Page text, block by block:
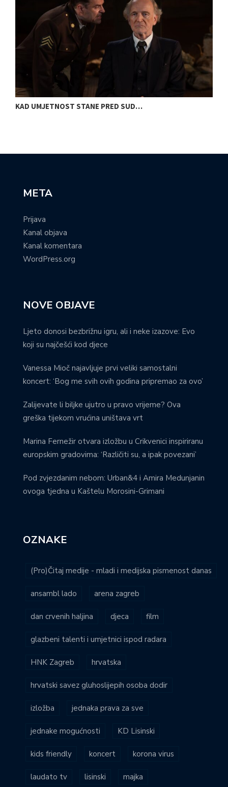
KAD UMJETNOST STANE PRED SUD…
META
Prijava
Kanal objava
Kanal komentara
WordPress.org
NOVE OBJAVE
Ljeto donosi bezbrižnu igru, ali i neke izazove: Evo
koji su najčešći kod djece
Vanessa Mioč najavljuje prvi veliki samostalni
koncert: ‘Bog me svih ovih godina pripremao za ovo’
Zalijevate li biljke ujutro u pravo vrijeme? Ova
greška tijekom vrućina uništava vrt
Marina Fernežir otvara izložbu u Crikvenici inspiriranu
europskim gradovima: ‘Različiti su, a ipak povezani’
Pod zvjezdanim nebom: Urban&4 i Amira Medunjanin
ovoga tjedna u Kaštelu Morosini-Grimani
OZNAKE
(Pro)Čitaj medije - mladi i medijska pismenost danas
ansambl lado arena zagreb
dan crvenih haljina djeca film
glazbeni talenti i umjetnici ispod radara
HNK Zagreb hrvatska
hrvatski savez gluhoslijepih osoba dodir
izložba jednaka prava za sve
jednake mogućnosti KD Lisinski
kids friendly koncert korona virus
laudato tv lisinski majka